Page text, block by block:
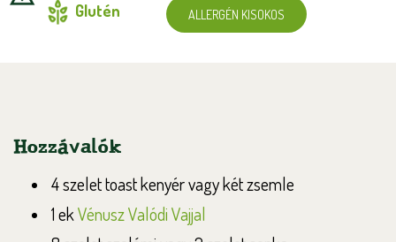
Glutén ALLERGÉN KISOKOS
Hozzávalók
4 szelet toast kenyér vagy két zsemle
1 ekVénusz Valódi Vajjal